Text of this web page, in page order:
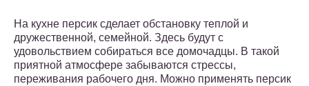
На кухне персик сделает обстановку теплой и
дружественной, семейной. Здесь будут с
удовольствием собираться все домочадцы. В такой
приятной атмосфере забываются стрессы,
переживания рабочего дня. Можно применять персик